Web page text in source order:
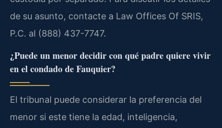
de su asunto, contacte a Law Offices Of SRIS,
P.C. al (888) 437-7747.
¿Puede un menor decidir con qué padre quiere vivir
en el condado de Fauquier?
El tribunal puede considerar la preferencia del
menor si este tiene la edad, inteligencia,